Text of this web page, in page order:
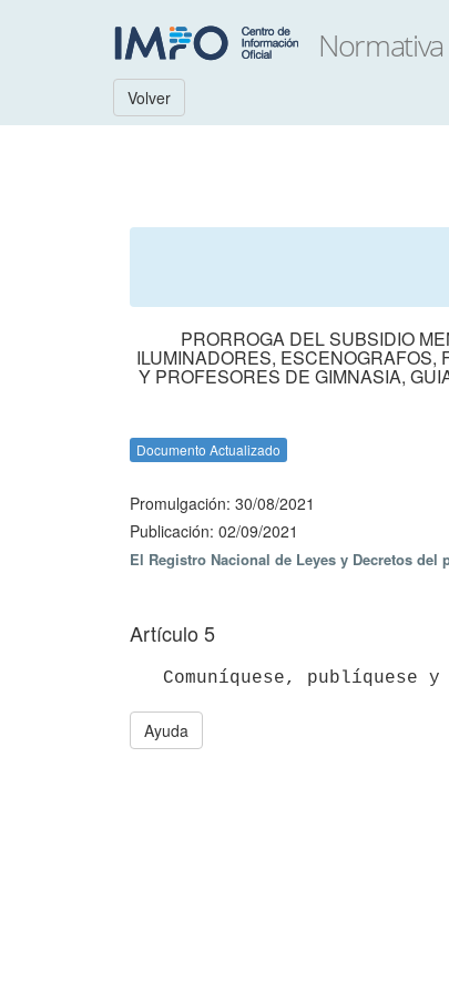
Volver
PRORROGA DEL SUBSIDIO
ILUMINADORES, ESCENOGRAFOS,
Y PROFESORES DE GIMNASIA,
Documento Actualizado
Promulgación: 30/08/2021
Publicación: 02/09/2021
El Registro Nacional de Leyes y Decretos
Artículo 5
Ayuda